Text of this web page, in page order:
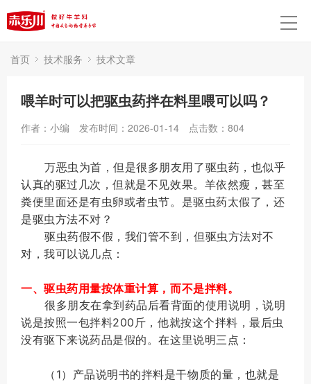
首页 技术服务 技术文章
喂羊时可以把驱虫药拌在料里喂可以吗？
作者：小编 发布时间：2026-01-14 点击数： 804
万恶虫为首，但是很多朋友用了驱虫药，也似乎
认真的驱过几次，但就是不见效果。羊依然瘦，甚至
粪便里面还是有虫卵或者虫节。是驱虫药太假了，还
是驱虫方法不对？
驱虫药假不假，我们管不到，但驱虫方法对不
对，我可以说几点：
一、驱虫药用量按体重计算，而不是拌料。
很多朋友在拿到药品后看背面的使用说明，说明
说是按照一包拌料200斤，他就按这个拌料，最后虫
没有驱下来说药品是假的。在这里说明三点：
（1）产品说明书的拌料是干物质的量，也就是